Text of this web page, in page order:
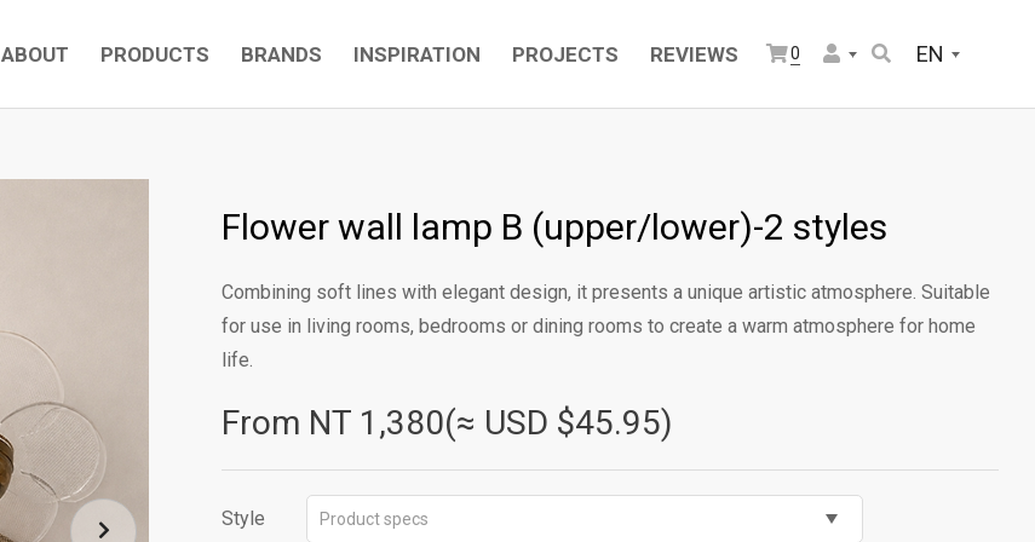
ABOUT PRODUCTS BRANDS INSPIRATION PROJECTS REVIEWS 0 EN
Flower wall lamp B (upper/lower)-2 styles
Combining soft lines with elegant design, it presents a unique artistic atmosphere. Suitable
for use in living rooms, bedrooms or dining rooms to create a warm atmosphere for home
life.
From NT 1,380(≈ USD $45.95)
Style Product specs